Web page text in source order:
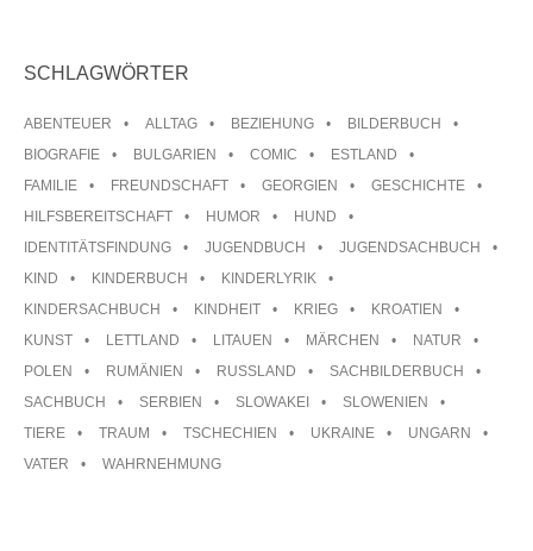
SCHLAGWÖRTER
ABENTEUER ALLTAG BEZIEHUNG
BILDERBUCH
BIOGRAFIE
BULGARIEN COMIC
ESTLAND
FAMILIE
FREUNDSCHAFT GEORGIEN
GESCHICHTE
HILFSBEREITSCHAFT
HUMOR
HUND
IDENTITÄTSFINDUNG
JUGENDBUCH
JUGENDSACHBUCH
KIND
KINDERBUCH
KINDERLYRIK
KINDERSACHBUCH
KINDHEIT KRIEG
KROATIEN
KUNST
LETTLAND LITAUEN MÄRCHEN
NATUR
POLEN
RUMÄNIEN RUSSLAND
SACHBILDERBUCH
SACHBUCH
SERBIEN SLOWAKEI
SLOWENIEN
TIERE
TRAUM TSCHECHIEN UKRAINE
UNGARN
VATER
WAHRNEHMUNG